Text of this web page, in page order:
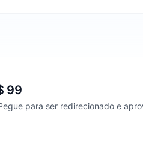
99
para ser redirecionado e